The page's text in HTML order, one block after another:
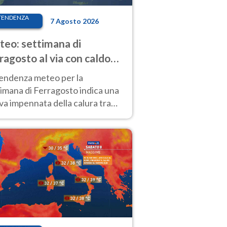
7 Agosto 2026
settimana di
al via con caldo
e qualche temporale
meteo per la
di Ferragosto indica una
impennata della calura tra
al Nord.